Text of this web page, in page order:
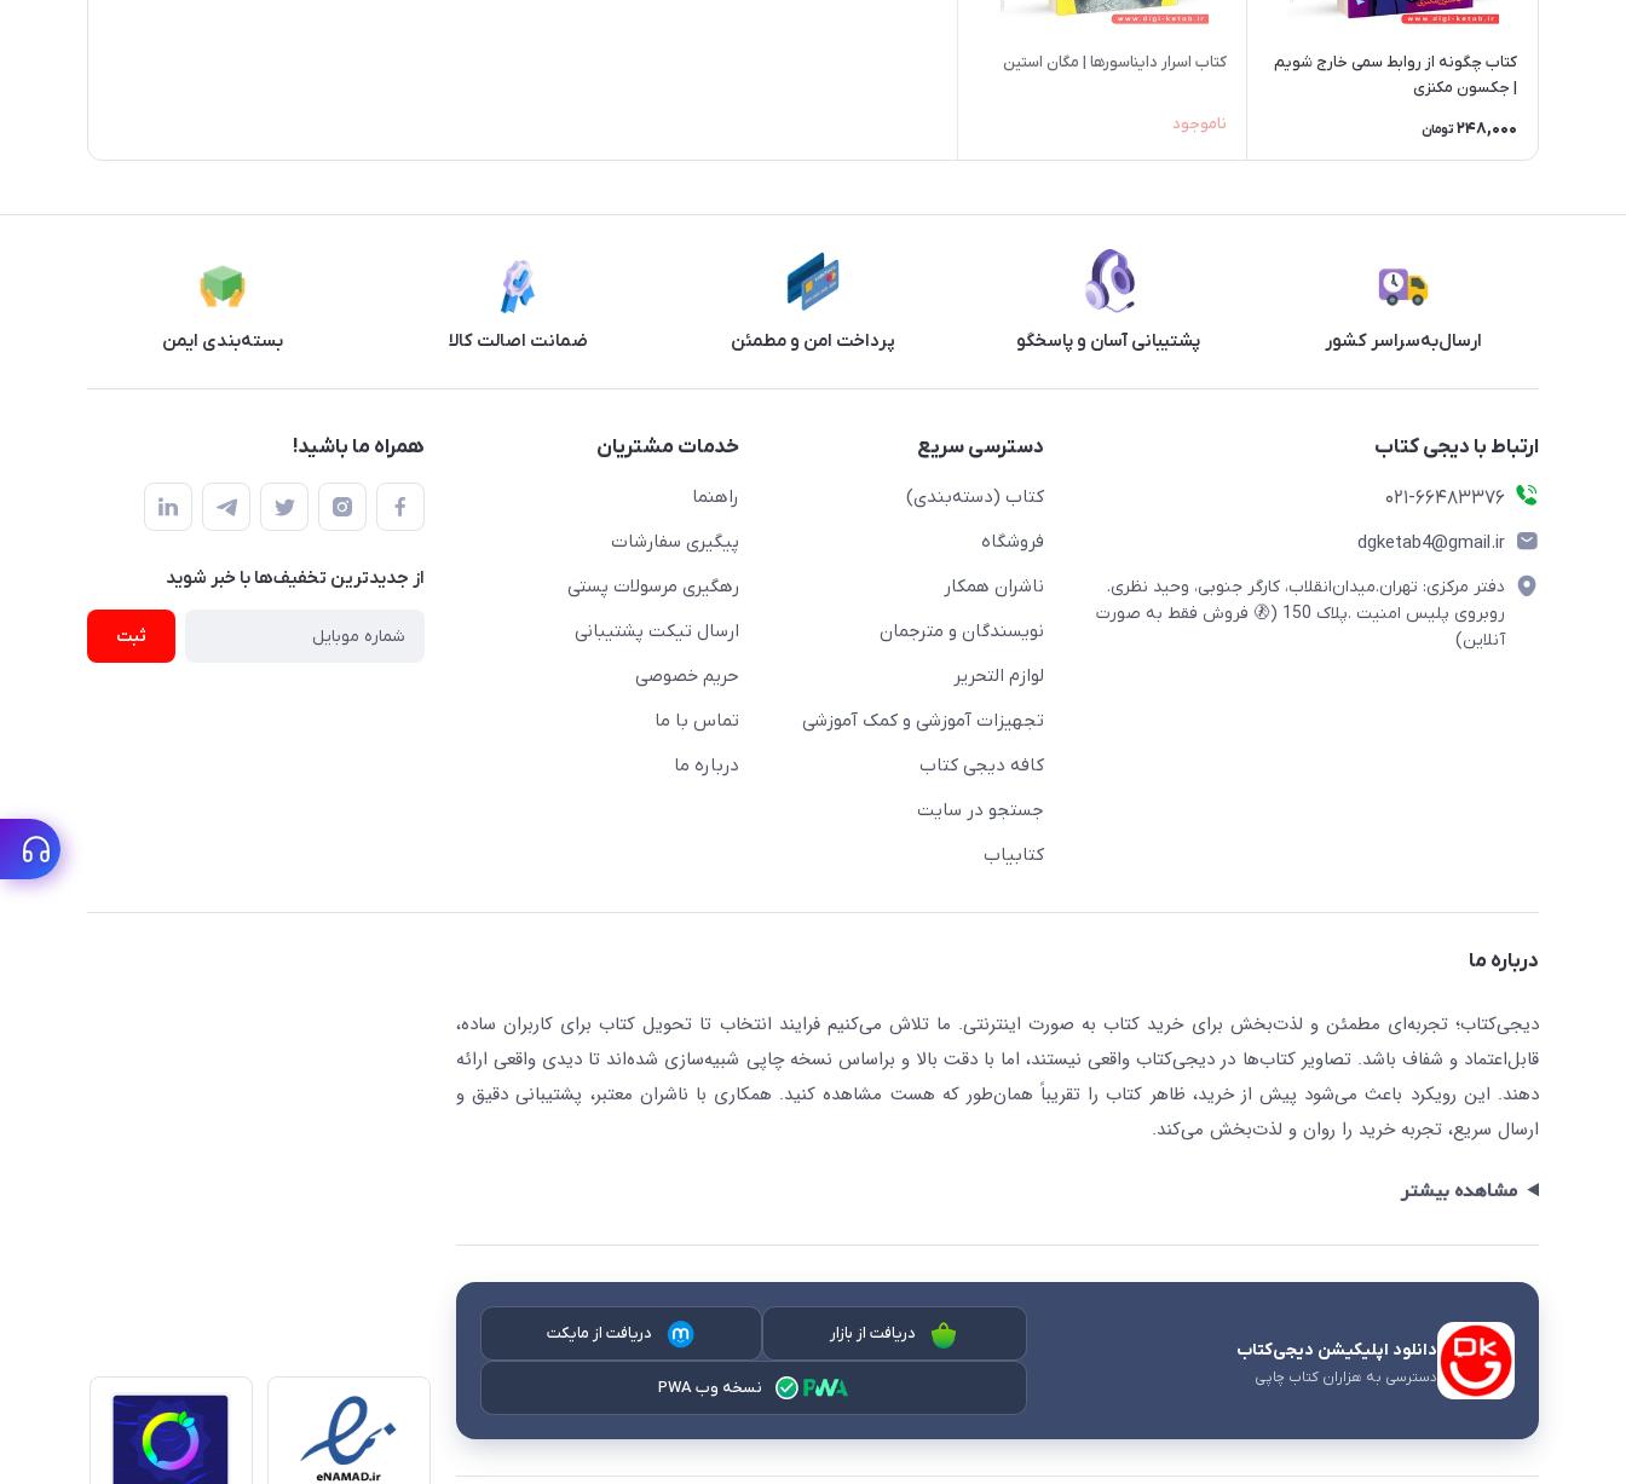
کتاب چگونه از روابط سمی خارج شویم
| جکسون مکنزی
248,000 تومان
کتاب اسرار دایناسورها | مگان استین
ناموجود
ارسال‌به‌سراسر کشور پشتیبانی آسان و پاسخگو پرداخت امن و مطمئن ضمانت اصالت کالا بسته‌بندی ایمن
ارتباط با دیجی کتاب
021-66483376
dgketab4@gmail.ir
دفتر مرکزی: تهران.میدان‌انقلاب، کارگر جنوبی، وحید نظری.
روبروی پلیس امنیت .پلاک 150 (🚷 فروش فقط به صورت
آنلاین)
دسترسی سریع
کتاب (دسته‌بندی)
فروشگاه
ناشران همکار
نویسندگان و مترجمان
لوازم التحریر
تجهیزات آموزشی و کمک آموزشی
کافه دیجی کتاب
جستجو در سایت
کتابیاب
خدمات مشتریان
راهنما
پیگیری سفارشات
رهگیری مرسولات پستی
ارسال تیکت پشتیبانی
حریم خصوصی
تماس با ما
درباره ما
همراه ما باشید!
از جدید‌ترین تخفیف‌ها با‌ خبر شوید
ثبت
درباره ما
دیجی‌کتاب؛ تجربه‌ای مطمئن و لذت‌بخش برای خرید کتاب به صورت اینترنتی. ما تلاش می‌کنیم فرایند انتخاب تا تحویل کتاب برای کاربران ساده،
قابل‌اعتماد و شفاف باشد. تصاویر کتاب‌ها در دیجی‌کتاب واقعی نیستند، اما با دقت بالا و براساس نسخه چاپی شبیه‌سازی شده‌اند تا دیدی واقعی ارائه
دهند. این رویکرد باعث می‌شود پیش از خرید، ظاهر کتاب را تقریباً همان‌طور که هست مشاهده کنید. همکاری با ناشران معتبر، پشتیبانی دقیق و
ارسال سریع، تجربه خرید را روان و لذت‌بخش می‌کند.
مشاهده بیشتر
دانلود اپلیکیشن دیجی‌کتاب
دسترسی به هزاران کتاب چاپی
دریافت از بازار دریافت از مایکت
نسخه وب PWA